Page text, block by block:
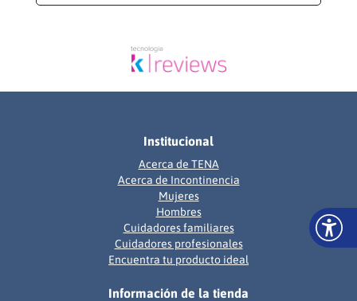
Institucional
Acerca de TENA
Acerca de Incontinencia
Mujeres
Hombres
Cuidadores familiares
Cuidadores profesionales
Encuentra tu producto ideal
Información de la tienda